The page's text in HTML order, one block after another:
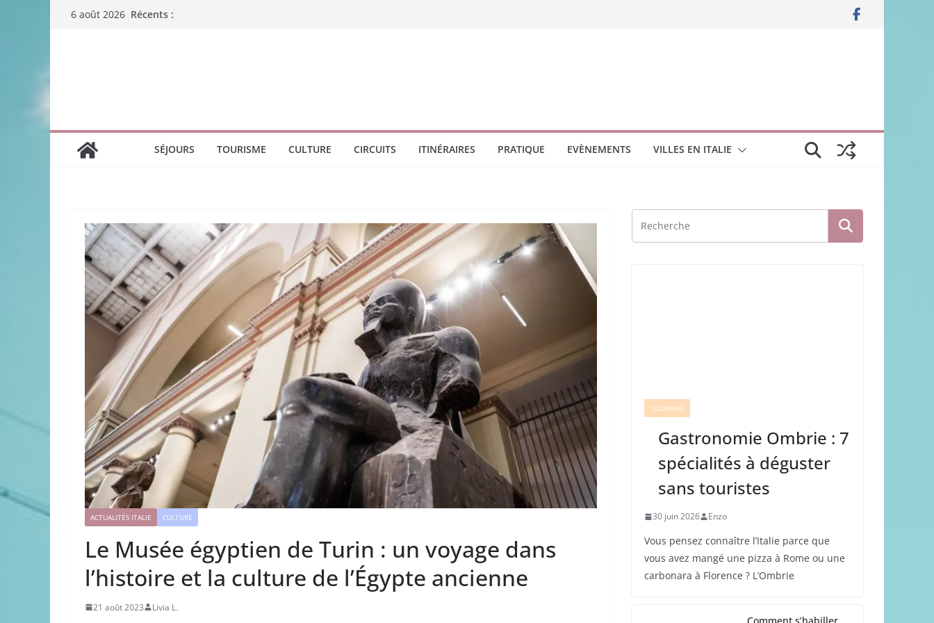
Passer6 août 2026 Récents :
SÉJOURS TOURISME CULTURE CIRCUITS ITINÉRAIRES PRATIQUE EVÈNEMENTS VILLES EN ITALIE
ACTUALITÉS ITALIE CULTURE
Le Musée égyptien de Turin : un voyage dans
l’histoire et la culture de l’Égypte ancienne
21 août 2023 Livia L.
TOURISME
Gastronomie Ombrie : 7
spécialités à déguster
sans touristes
30 juin 2026 Enzo
Vous pensez connaître l’Italie parce que
vous avez mangé une pizza à Rome ou une
carbonara à Florence ? L’Ombrie